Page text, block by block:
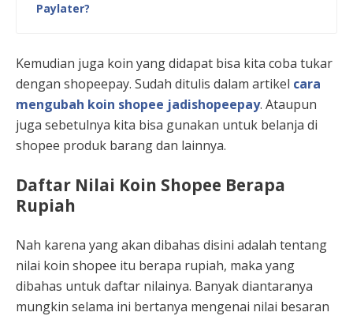
Paylater?
Kemudian juga koin yang didapat bisa kita coba tukar
dengan shopeepay. Sudah ditulis dalam artikel cara
mengubah koin shopee jadishopeepay. Ataupun
juga sebetulnya kita bisa gunakan untuk belanja di
shopee produk barang dan lainnya.
Daftar Nilai Koin Shopee Berapa
Rupiah
Nah karena yang akan dibahas disini adalah tentang
nilai koin shopee itu berapa rupiah, maka yang
dibahas untuk daftar nilainya. Banyak diantaranya
mungkin selama ini bertanya mengenai nilai besaran